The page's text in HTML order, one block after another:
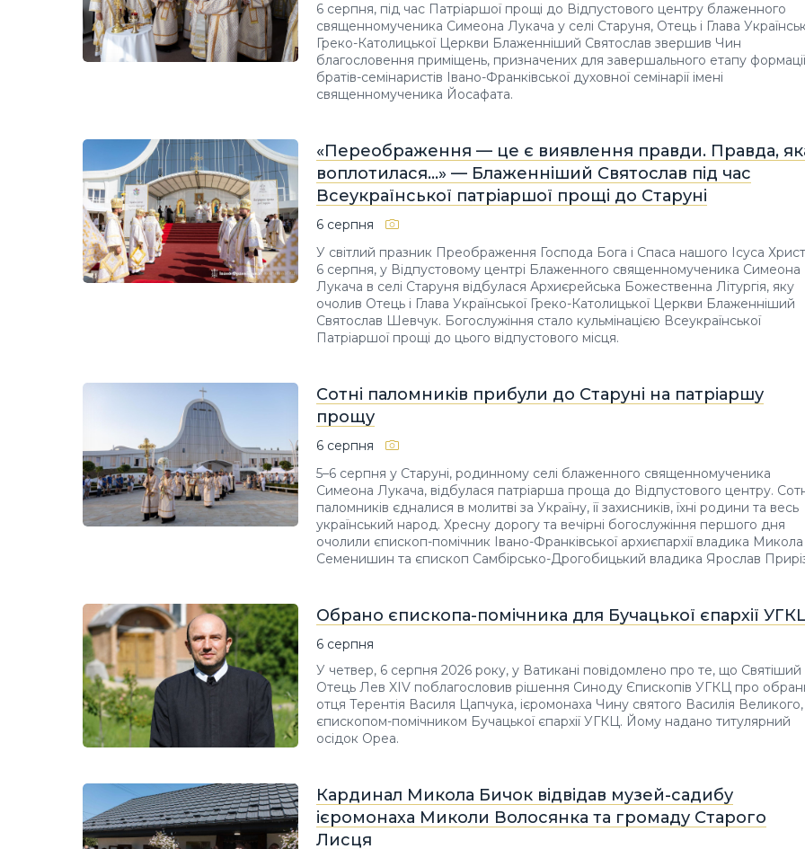
6 серпня, під час Патріаршої прощі до Відпустового центру блаженного
священномученика Симеона Лукача у селі Старуня, Отець і Глава
Греко-Католицької Церкви Блаженніший Святослав звершив Чин
благословення приміщень, призначених для завершального етапу формації
братів-семінаристів Івано-Франківської духовної семінарії імені
священномученика Йосафата.
«Переображення — це є виявлення правди. Правда,
воплотилася…» — Блаженніший Святослав під час
Всеукраїнської патріаршої прощі до Старуні
6 серпня
У світлий празник Преображення Господа Бога і Спаса нашого Ісуса
6 серпня, у Відпустовому центрі Блаженного священномученика Симеона
Лукача в селі Старуня відбулася Архиєрейська Божественна Літургія, яку
очолив Отець і Глава Української Греко-Католицької Церкви Блаженніший
Святослав Шевчук. Богослужіння стало кульмінацією Всеукраїнської
Патріаршої прощі до цього відпустового місця.
Сотні паломників прибули до Старуні на патріаршу
прощу
6 серпня
5–6 серпня у Старуні, родинному селі блаженного священномученика
Симеона Лукача, відбулася патріарша проща до Відпустового центру.
паломників єдналися в молитві за Україну, її захисників, їхні родини та весь
український народ. Хресну дорогу та вечірні богослужіння першого дня
очолили єпископ-помічник Івано-Франківської архиєпархії владика Микола
Семенишин та єпископ Самбірсько-Дрогобицький владика Ярослав
Обрано єпископа-помічника для Бучацької єпархії
6 серпня
У четвер, 6 серпня 2026 року, у Ватикані повідомлено про те, що Святіший
Отець Лев XIV поблагословив рішення Синоду Єпископів УГКЦ про
отця Терентія Василя Цапчука, ієромонаха Чину святого Василія Великого,
єпископом-помічником Бучацької єпархії УГКЦ. Йому надано титулярний
осідок Ореа.
Кардинал Микола Бичок відвідав музей-садибу
ієромонаха Миколи Волосянка та громаду Старого
Лисця